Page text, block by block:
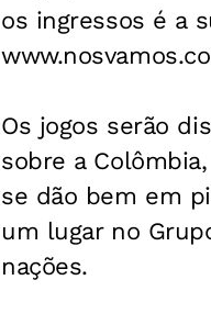
os ingressos é a
Os jogos serão
sobre a
se dão bem em
um lugar no
nações.